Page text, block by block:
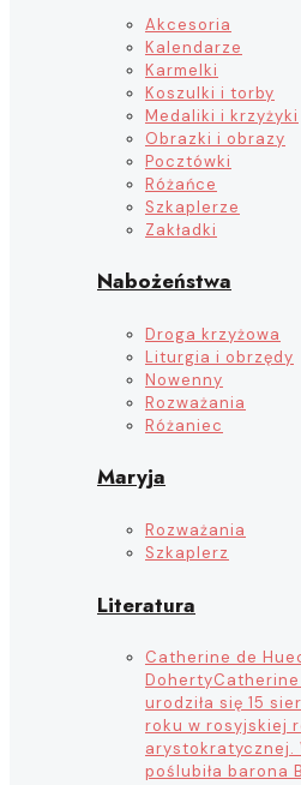
Akcesoria
Kalendarze
Karmelki
Koszulki i torby
Medaliki i krzyżyki
Obrazki i obrazy
Pocztówki
Różańce
Szkaplerze
Zakładki
Nabożeństwa
Droga krzyżowa
Liturgia i obrzędy
Nowenny
Rozważania
Różaniec
Maryja
Rozważania
Szkaplerz
Literatura
Catherine de
Doherty
urodziła się 15
roku w rosyjskiej
arystokratycznej.
poślubiła barona